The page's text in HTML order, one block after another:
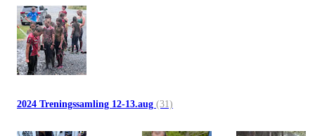
2024 Treningssamling 12-13.aug (31)